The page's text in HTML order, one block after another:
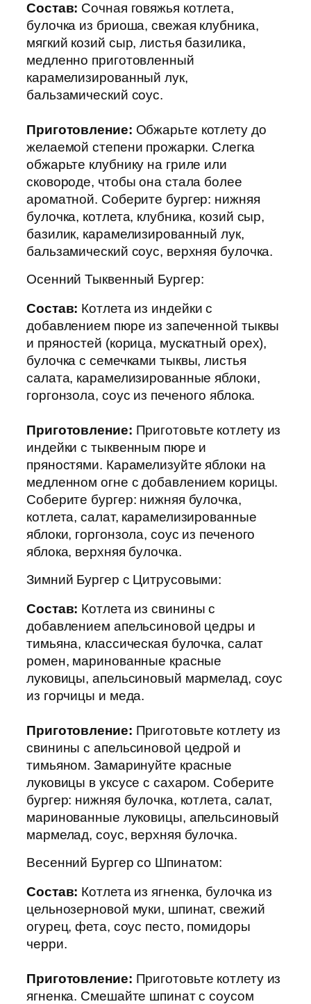
Состав: Сочная говяжья котлета,
булочка из бриоша, свежая клубника,
мягкий козий сыр, листья базилика,
медленно приготовленный
карамелизированный лук,
бальзамический соус.
Приготовление: Обжарьте котлету до
желаемой степени прожарки. Слегка
обжарьте клубнику на гриле или
сковороде, чтобы она стала более
ароматной. Соберите бургер: нижняя
булочка, котлета, клубника, козий сыр,
базилик, карамелизированный лук,
бальзамический соус, верхняя булочка.
Осенний Тыквенный Бургер:
Состав: Котлета из индейки с
добавлением пюре из запеченной тыквы
и пряностей (корица, мускатный орех),
булочка с семечками тыквы, листья
салата, карамелизированные яблоки,
горгонзола, соус из печеного яблока.
Приготовление: Приготовьте котлету из
индейки с тыквенным пюре и
пряностями. Карамелизуйте яблоки на
медленном огне с добавлением корицы.
Соберите бургер: нижняя булочка,
котлета, салат, карамелизированные
яблоки, горгонзола, соус из печеного
яблока, верхняя булочка.
Зимний Бургер с Цитрусовыми:
Состав: Котлета из свинины с
добавлением апельсиновой цедры и
тимьяна, классическая булочка, салат
ромен, маринованные красные
луковицы, апельсиновый мармелад, соус
из горчицы и меда.
Приготовление: Приготовьте котлету из
свинины с апельсиновой цедрой и
тимьяном. Замаринуйте красные
луковицы в уксусе с сахаром. Соберите
бургер: нижняя булочка, котлета, салат,
маринованные луковицы, апельсиновый
мармелад, соус, верхняя булочка.
Весенний Бургер со Шпинатом:
Состав: Котлета из ягненка, булочка из
цельнозерновой муки, шпинат, свежий
огурец, фета, соус песто, помидоры
черри.
Приготовление: Приготовьте котлету из
ягненка. Смешайте шпинат с соусом